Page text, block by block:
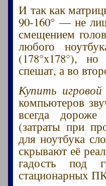
И так как
90-160° — не
смещением
любого
(178°x178°),
спешат, а во
Купить
компьютеров
всегда дороже
(затраты при
для ноутбука
скрывают её
гадость под
стационарных